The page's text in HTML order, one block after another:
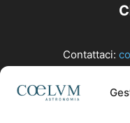
Contattaci: